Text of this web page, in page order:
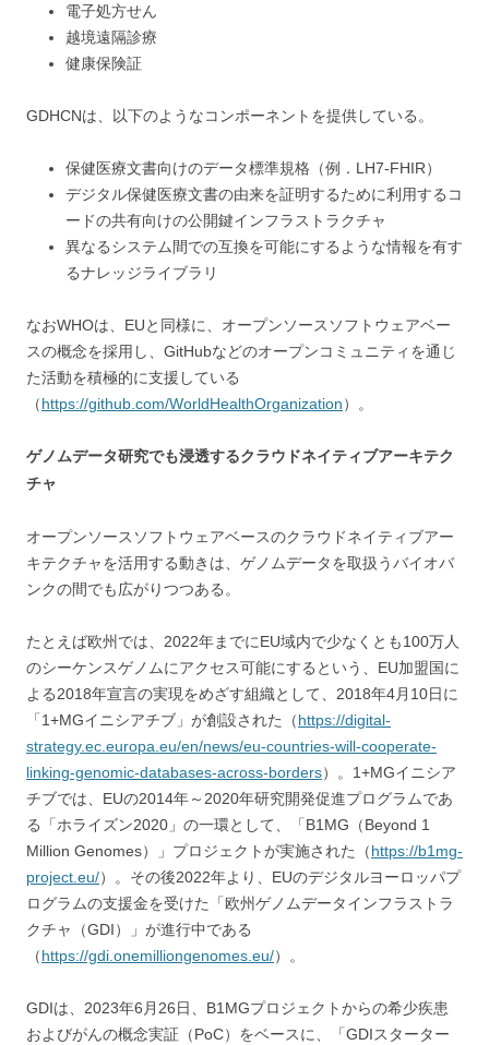
電子処方せん
越境遠隔診療
健康保険証
GDHCNは、以下のようなコンポーネントを提供している。
保健医療文書向けのデータ標準規格（例．LH7-FHIR）
デジタル保健医療文書の由来を証明するために利用するコ
ードの共有向けの公開鍵インフラストラクチャ
異なるシステム間での互換を可能にするような情報を有す
るナレッジライブラリ
なおWHOは、EUと同様に、オープンソースソフトウェアベー
スの概念を採用し、GitHubなどのオープンコミュニティを通じ
た活動を積極的に支援している
（https://github.com/WorldHealthOrganization）。
ゲノムデータ研究でも浸透するクラウドネイティブアーキテク
チャ
オープンソースソフトウェアベースのクラウドネイティブアー
キテクチャを活用する動きは、ゲノムデータを取扱うバイオバ
ンクの間でも広がりつつある。
たとえば欧州では、2022年までにEU域内で少なくとも100万人
のシーケンスゲノムにアクセス可能にするという、EU加盟国に
よる2018年宣言の実現をめざす組織として、2018年4月10日に
「1+MGイニシアチブ」が創設された（https://digital-
strategy.ec.europa.eu/en/news/eu-countries-will-cooperate-
linking-genomic-databases-across-borders）。1+MGイニシア
チブでは、EUの2014年～2020年研究開発促進プログラムであ
る「ホライズン2020」の一環として、「B1MG（Beyond 1
Million Genomes）」プロジェクトが実施された（https://b1mg-
project.eu/）。その後2022年より、EUのデジタルヨーロッパプ
ログラムの支援金を受けた「欧州ゲノムデータインフラストラ
クチャ（GDI）」が進行中である
（https://gdi.onemilliongenomes.eu/）。
GDIは、2023年6月26日、B1MGプロジェクトからの希少疾患
およびがんの概念実証（PoC）をベースに、「GDIスターター